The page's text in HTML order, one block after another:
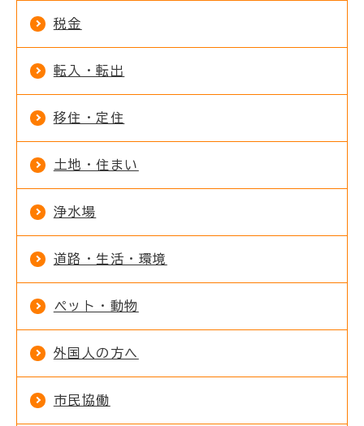
税金
転入・転出
移住・定住
土地・住まい
浄水場
道路・生活・環境
ペット・動物
外国人の方へ
市民協働